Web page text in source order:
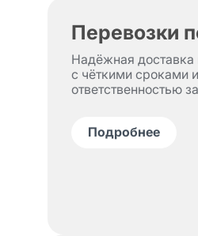
Перевозки
Надёжная доставка
с чёткими сроками
ответственностью
Подробнее